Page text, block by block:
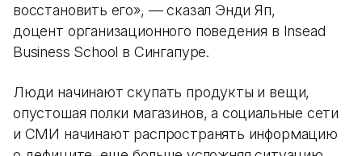
восстановить его», — сказал Энди Яп,
доцент организационного поведения в Insead
Business School в Сингапуре.
Люди начинают скупать продукты и вещи,
опустошая полки магазинов, а социальные сети
и СМИ начинают распространять информацию